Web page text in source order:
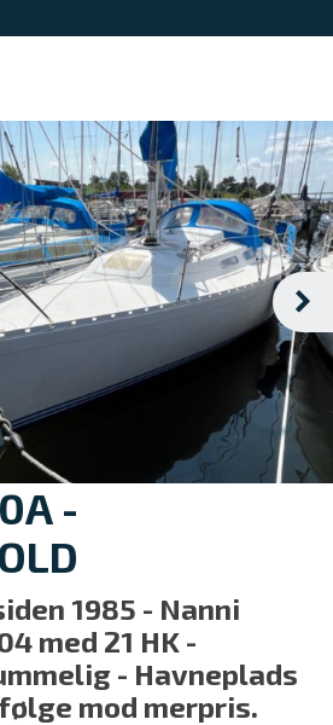
-
1985 - Nanni
med 21 HK -
- Havneplads
mod merpris.